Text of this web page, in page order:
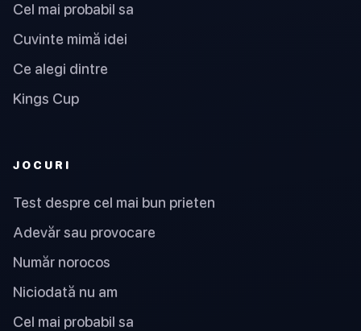
Cel mai probabil sa
Cuvinte mimă idei
Ce alegi dintre
Kings Cup
JOCURI
Test despre cel mai bun prieten
Adevăr sau provocare
Număr norocos
Niciodată nu am
Cel mai probabil sa